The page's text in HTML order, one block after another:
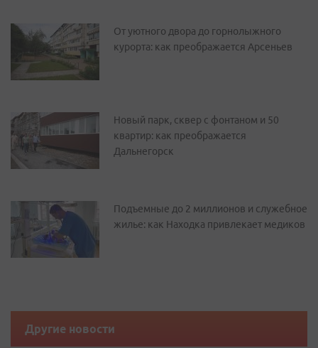
От уютного двора до горнолыжного
курорта: как преображается Арсеньев
Новый парк, сквер с фонтаном и 50
квартир: как преображается
Дальнегорск
Подъемные до 2 миллионов и служебное
жилье: как Находка привлекает медиков
Другие новости